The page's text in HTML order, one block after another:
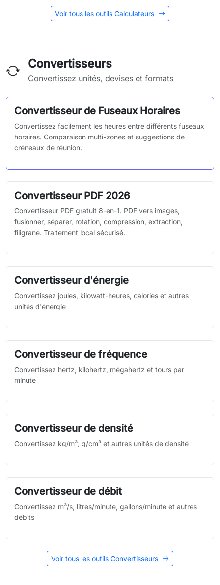
Voir tous les outils Calculateurs
Convertisseurs
Convertissez unités, devises et formats
Convertisseur de Fuseaux Horaires
Convertissez facilement les heures entre différents fuseaux
horaires. Comparaison multi-zones et suggestions de
créneaux de réunion.
Convertisseur PDF 2026
Convertisseur PDF gratuit 8-en-1. PDF vers images,
fusionner, séparer, rotation, compression, extraction,
filigrane. Traitement local sécurisé.
Convertisseur d'énergie
Convertissez joules, kilowatt-heures, calories et autres
unités d'énergie
Convertisseur de fréquence
Convertissez hertz, kilohertz, mégahertz et tours par
minute
Convertisseur de densité
Convertissez kg/m³, g/cm³ et autres unités de densité
Convertisseur de débit
Convertissez m³/s, litres/minute, gallons/minute et autres
débits
Voir tous les outils Convertisseurs